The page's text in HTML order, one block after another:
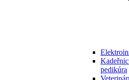
pedikúra